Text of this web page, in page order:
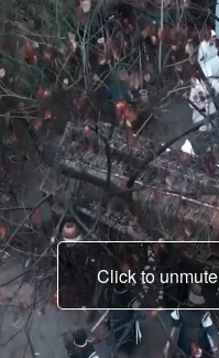
Click to unmute